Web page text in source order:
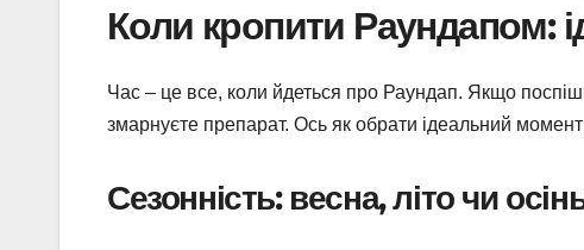
Коли кропити Раундапом:
Час – це все, коли йдеться про Раундап. Якщо
змарнуєте препарат. Ось як обрати ідеальний
Сезонність: весна, літо чи